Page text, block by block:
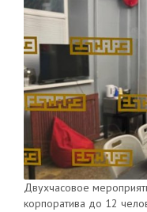
Двухчасовое
корпоратива до 12